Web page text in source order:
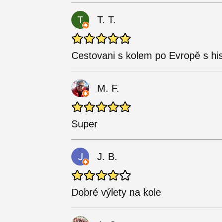
T. T.
Cestovani s kolem po Evropě s
M. F.
Super
J. B.
Dobré výlety na kole